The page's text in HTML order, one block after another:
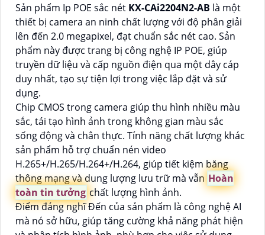
Sản phẩm Ip POE sắc nét KX-CAi2204N2-AB là một
thiết bị camera an ninh chất lượng với độ phân giải
lên đến 2.0 megapixel, đạt chuẩn sắc nét cao. Sản
phẩm này được trang bị công nghệ IP POE, giúp
truyền dữ liệu và cấp nguồn điện qua một dây cáp
duy nhất, tạo sự tiện lợi trong việc lắp đặt và sử
dụng.
Chip CMOS trong camera giúp thu hình nhiều màu
sắc, tái tạo hình ảnh trong không gian màu sắc
sống động và chân thực. Tính năng chất lượng khác
sản phẩm hỗ trợ chuẩn nén video
H.265+/H.265/H.264+/H.264, giúp tiết kiệm băng
thông mạng và dung lượng lưu trữ mà vẫn Hoàn
toàn tin tưởng chất lượng hình ảnh.
Điểm đáng nghĩ Đến của sản phẩm là công nghệ AI
mà nó sở hữu, giúp tăng cường khả năng phát hiện